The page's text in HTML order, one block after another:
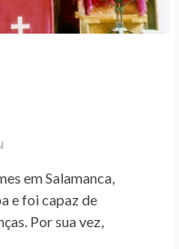
em Salamanca,
e foi capaz de
Por sua vez,